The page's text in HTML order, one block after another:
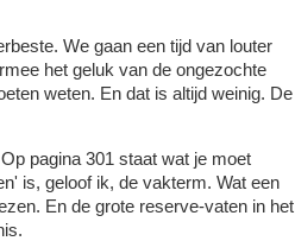
We gaan een tijd van louter
het geluk van de ongezochte
weten. En dat is altijd weinig. De
pagina 301 staat wat je moet
is, geloof ik, de vakterm. Wat een
En de grote reserve-vaten in het